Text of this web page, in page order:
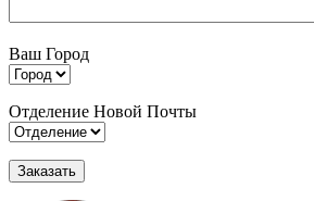
Ваш Город
Отделение Новой Почты